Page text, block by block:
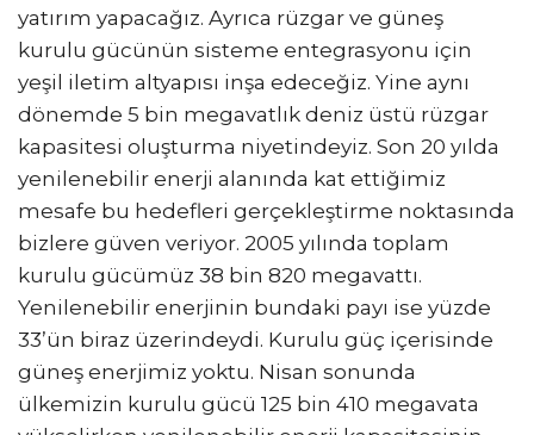
yatırım yapacağız. Ayrıca rüzgar ve güneş
kurulu gücünün sisteme entegrasyonu için
yeşil iletim altyapısı inşa edeceğiz. Yine aynı
dönemde 5 bin megavatlık deniz üstü rüzgar
kapasitesi oluşturma niyetindeyiz. Son 20 yılda
yenilenebilir enerji alanında kat ettiğimiz
mesafe bu hedefleri gerçekleştirme noktasında
bizlere güven veriyor. 2005 yılında toplam
kurulu gücümüz 38 bin 820 megavattı.
Yenilenebilir enerjinin bundaki payı ise yüzde
33’ün biraz üzerindeydi. Kurulu güç içerisinde
güneş enerjimiz yoktu. Nisan sonunda
ülkemizin kurulu gücü 125 bin 410 megavata